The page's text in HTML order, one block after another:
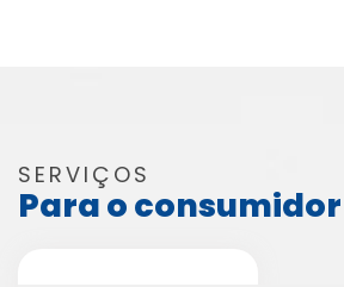
SERVIÇOS
Para o consumidor